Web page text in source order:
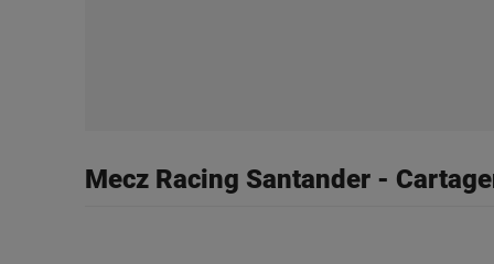
Mecz Racing Santander -